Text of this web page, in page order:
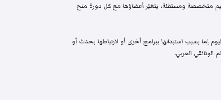
متخصصة ومستقلة، يتغيّر أعضاؤها مع كل دورة منح
إما بسبب استبدالها ببرامج أخرى أو لارتباطها بحدث أو
الوثائقي العربي.